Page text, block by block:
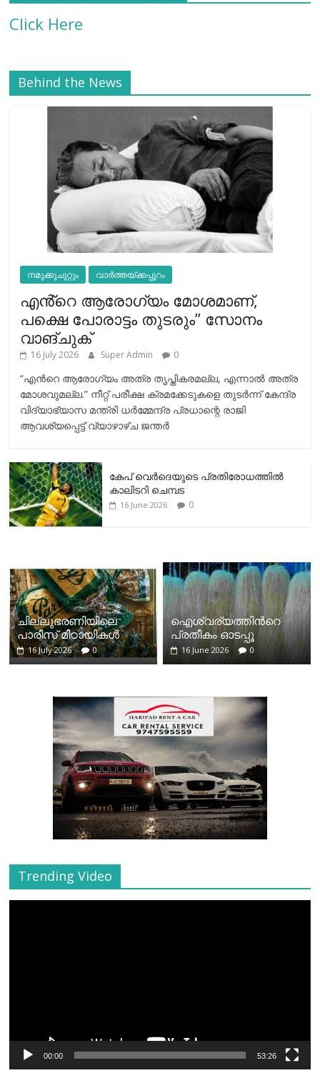
Click Here
Behind the News
നമുക്കുചുറ്റും വാർത്തയ്ക്കപ്പുറം
എൻ്റെ ആരോഗ്യം മോശമാണ്,
പക്ഷെ പോരാട്ടം തുടരും” സോനം
വാങ്ചുക്
16 July 2026 Super Admin 0
“എന്‍റെ ആരോഗ്യം അത്ര തൃപ്തികരമല്ല, എന്നാൽ അത്ര
മോശവുമല്ല.” നീറ്റ് പരീക്ഷ ക്രമക്കേടുകളെ തുടർന്ന് കേന്ദ്ര
വിദ്യാഭ്യാസ മന്ത്രി ധർമ്മേന്ദ്ര പ്രധാന്റെ രാജി
ആവശ്യപ്പെട്ട് വ്യാഴാഴ്ച ജന്തർ
കേപ് വെര്‍ദെയുടെ പ്രതിരോധത്തില്‍
കാലിടറി ചെമ്പട
16 June 2026 0
ചില്ലുഭരണിയിലെ
പാരീസ് മിഠായികള്‍
16 July 2026 0
ഐശ്വര്യത്തിന്‍റെ
പ്രതീകം ഓടപ്പൂ
16 June 2026 0
Trending Video
00:00 53:26